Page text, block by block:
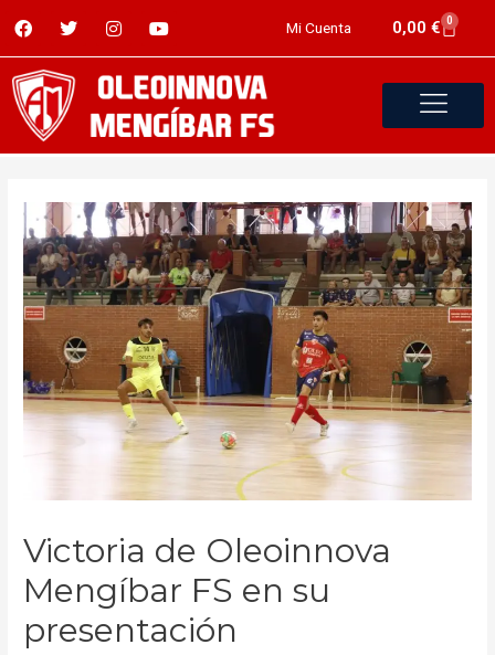
Mi Cuenta 0,00 € 0
Victoria de Oleoinnova
Mengíbar FS en su
presentación